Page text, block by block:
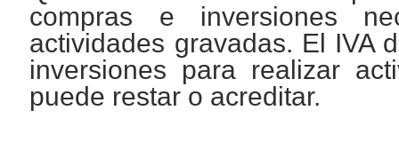
compras e inversiones
actividades gravadas. El IVA
inversiones para realizar
puede restar o acreditar.